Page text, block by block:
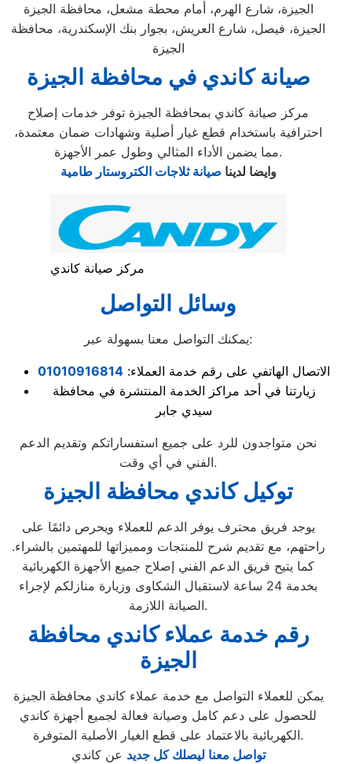
الجيزة، شارع الهرم، أمام محطة مشعل، محافظة الجيزة
الجيزة، فيصل، شارع العريش، بجوار بنك الإسكندرية، محافظة
الجيزة
صيانة كاندي في محافظة الجيزة
مركز صيانة كاندي بمحافظة الجيزة توفر خدمات إصلاح
احترافية باستخدام قطع غيار أصلية وشهادات ضمان معتمدة،
مما يضمن الأداء المثالي وطول عمر الأجهزة.
وايضا لدينا صيانة ثلاجات الكتروستار طامية
مركز صيانة كاندي
وسائل التواصل
يمكنك التواصل معنا بسهولة عبر:
الاتصال الهاتفي على رقم خدمة العملاء: 01010916814
زيارتنا في أحد مراكز الخدمة المنتشرة في محافظة
سيدي جابر
نحن متواجدون للرد على جميع استفساراتكم وتقديم الدعم
الفني في أي وقت.
توكيل كاندي محافظة الجيزة
يوجد فريق محترف يوفر الدعم للعملاء ويحرص دائمًا على
راحتهم، مع تقديم شرح للمنتجات ومميزاتها للمهتمين بالشراء.
كما يتيح فريق الدعم الفني إصلاح جميع الأجهزة الكهربائية
بخدمة 24 ساعة لاستقبال الشكاوى وزيارة منازلكم لإجراء
الصيانة اللازمة.
رقم خدمة عملاء كاندي محافظة
الجيزة
يمكن للعملاء التواصل مع خدمة عملاء كاندي محافظة الجيزة
للحصول على دعم كامل وصيانة فعالة لجميع أجهزة كاندي
الكهربائية بالاعتماد على قطع الغيار الأصلية المتوفرة.
تواصل معنا ليصلك كل جديد عن كاندي